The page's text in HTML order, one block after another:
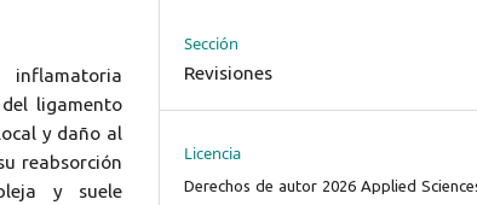
inflamatoria
ligamento
y daño al
reabsorción
y suele
Sección
Revisiones
Licencia
Derechos de autor 2026 Applied